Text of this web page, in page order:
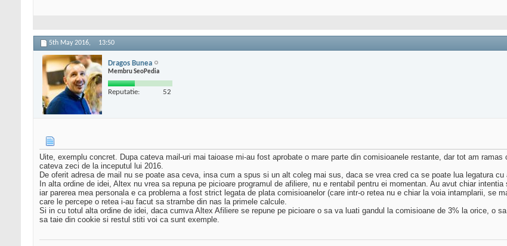
5th May 2016, 13:50
Dragos Bunea
Membru SeoPedia
Reputatie: 52
Uite, exemplu concret. Dupa cateva mail-uri mai taioase mi-au fost aprobate o mare parte din comisioanele restante, dar tot am
cateva zeci de la inceputul lui 2016.
De oferit adresa de mail nu se poate asa ceva, insa cum a spus si un alt coleg mai sus, daca se vrea cred ca se poate lua legatura cu
In alta ordine de idei, Altex nu vrea sa repuna pe picioare programul de afiliere, nu e rentabil pentru ei momentan. Au avut chiar
iar parerea mea personala e ca problema a fost strict legata de plata comisioanelor (care intr-o retea nu e chiar la voia intamplarii, se
care le percepe o retea i-au facut sa strambe din nas la primele calcule.
Si in cu totul alta ordine de idei, daca cumva Altex Afiliere se repune pe picioare o sa va luati gandul la comisioane de 3% la orice, o
sa taie din cookie si restul stiti voi ca sunt exemple.